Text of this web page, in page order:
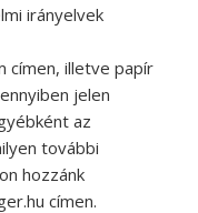
irányelvek
címen, illetve papír
jelen
az
további
hozzánk
címen.